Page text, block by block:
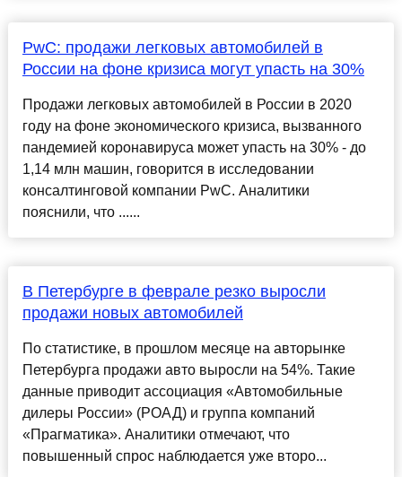
PwC: продажи легковых автомобилей в
России на фоне кризиса могут упасть на 30%
Продажи легковых автомобилей в России в 2020
году на фоне экономического кризиса, вызванного
пандемией коронавируса может упасть на 30% - до
1,14 млн машин, говорится в исследовании
консалтинговой компании PwC. Аналитики
пояснили, что ......
В Петербурге в феврале резко выросли
продажи новых автомобилей
По статистике, в прошлом месяце на авторынке
Петербурга продажи авто выросли на 54%. Такие
данные приводит ассоциация «Автомобильные
дилеры России» (РОАД) и группа компаний
«Прагматика». Аналитики отмечают, что
повышенный спрос наблюдается уже второ...